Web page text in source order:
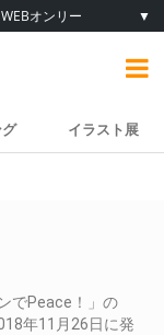
WEBオンリー ▼
イラスト展
でPeace！」の
年11月26日に発